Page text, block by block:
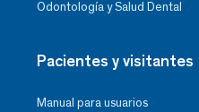
Odontología y Salud Dental
Pacientes y visitantes
Manual para usuarios